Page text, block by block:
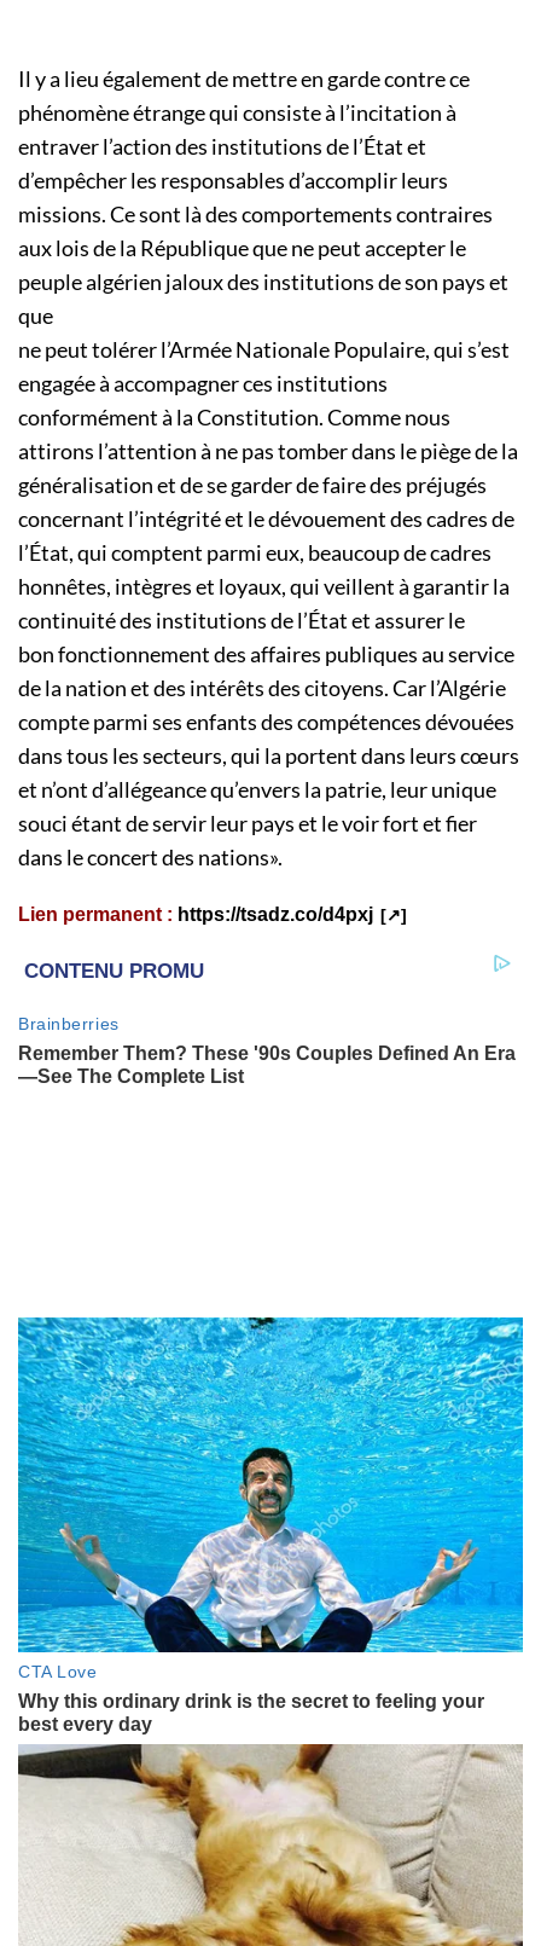
Il y a lieu également de mettre en garde contre ce
phénomène étrange qui consiste à l’incitation à
entraver l’action des institutions de l’État et
d’empêcher les responsables d’accomplir leurs
missions. Ce sont là des comportements contraires
aux lois de la République que ne peut accepter le
peuple algérien jaloux des institutions de son pays et
que
ne peut tolérer l’Armée Nationale Populaire, qui s’est
engagée à accompagner ces institutions
conformément à la Constitution. Comme nous
attirons l’attention à ne pas tomber dans le piège de la
généralisation et de se garder de faire des préjugés
concernant l’intégrité et le dévouement des cadres de
l’État, qui comptent parmi eux, beaucoup de cadres
honnêtes, intègres et loyaux, qui veillent à garantir la
continuité des institutions de l’État et assurer le
bon fonctionnement des affaires publiques au service
de la nation et des intérêts des citoyens. Car l’Algérie
compte parmi ses enfants des compétences dévouées
dans tous les secteurs, qui la portent dans leurs cœurs
et n’ont d’allégeance qu’envers la patrie, leur unique
souci étant de servir leur pays et le voir fort et fier
dans le concert des nations».
Lien permanent : https://tsadz.co/d4pxj